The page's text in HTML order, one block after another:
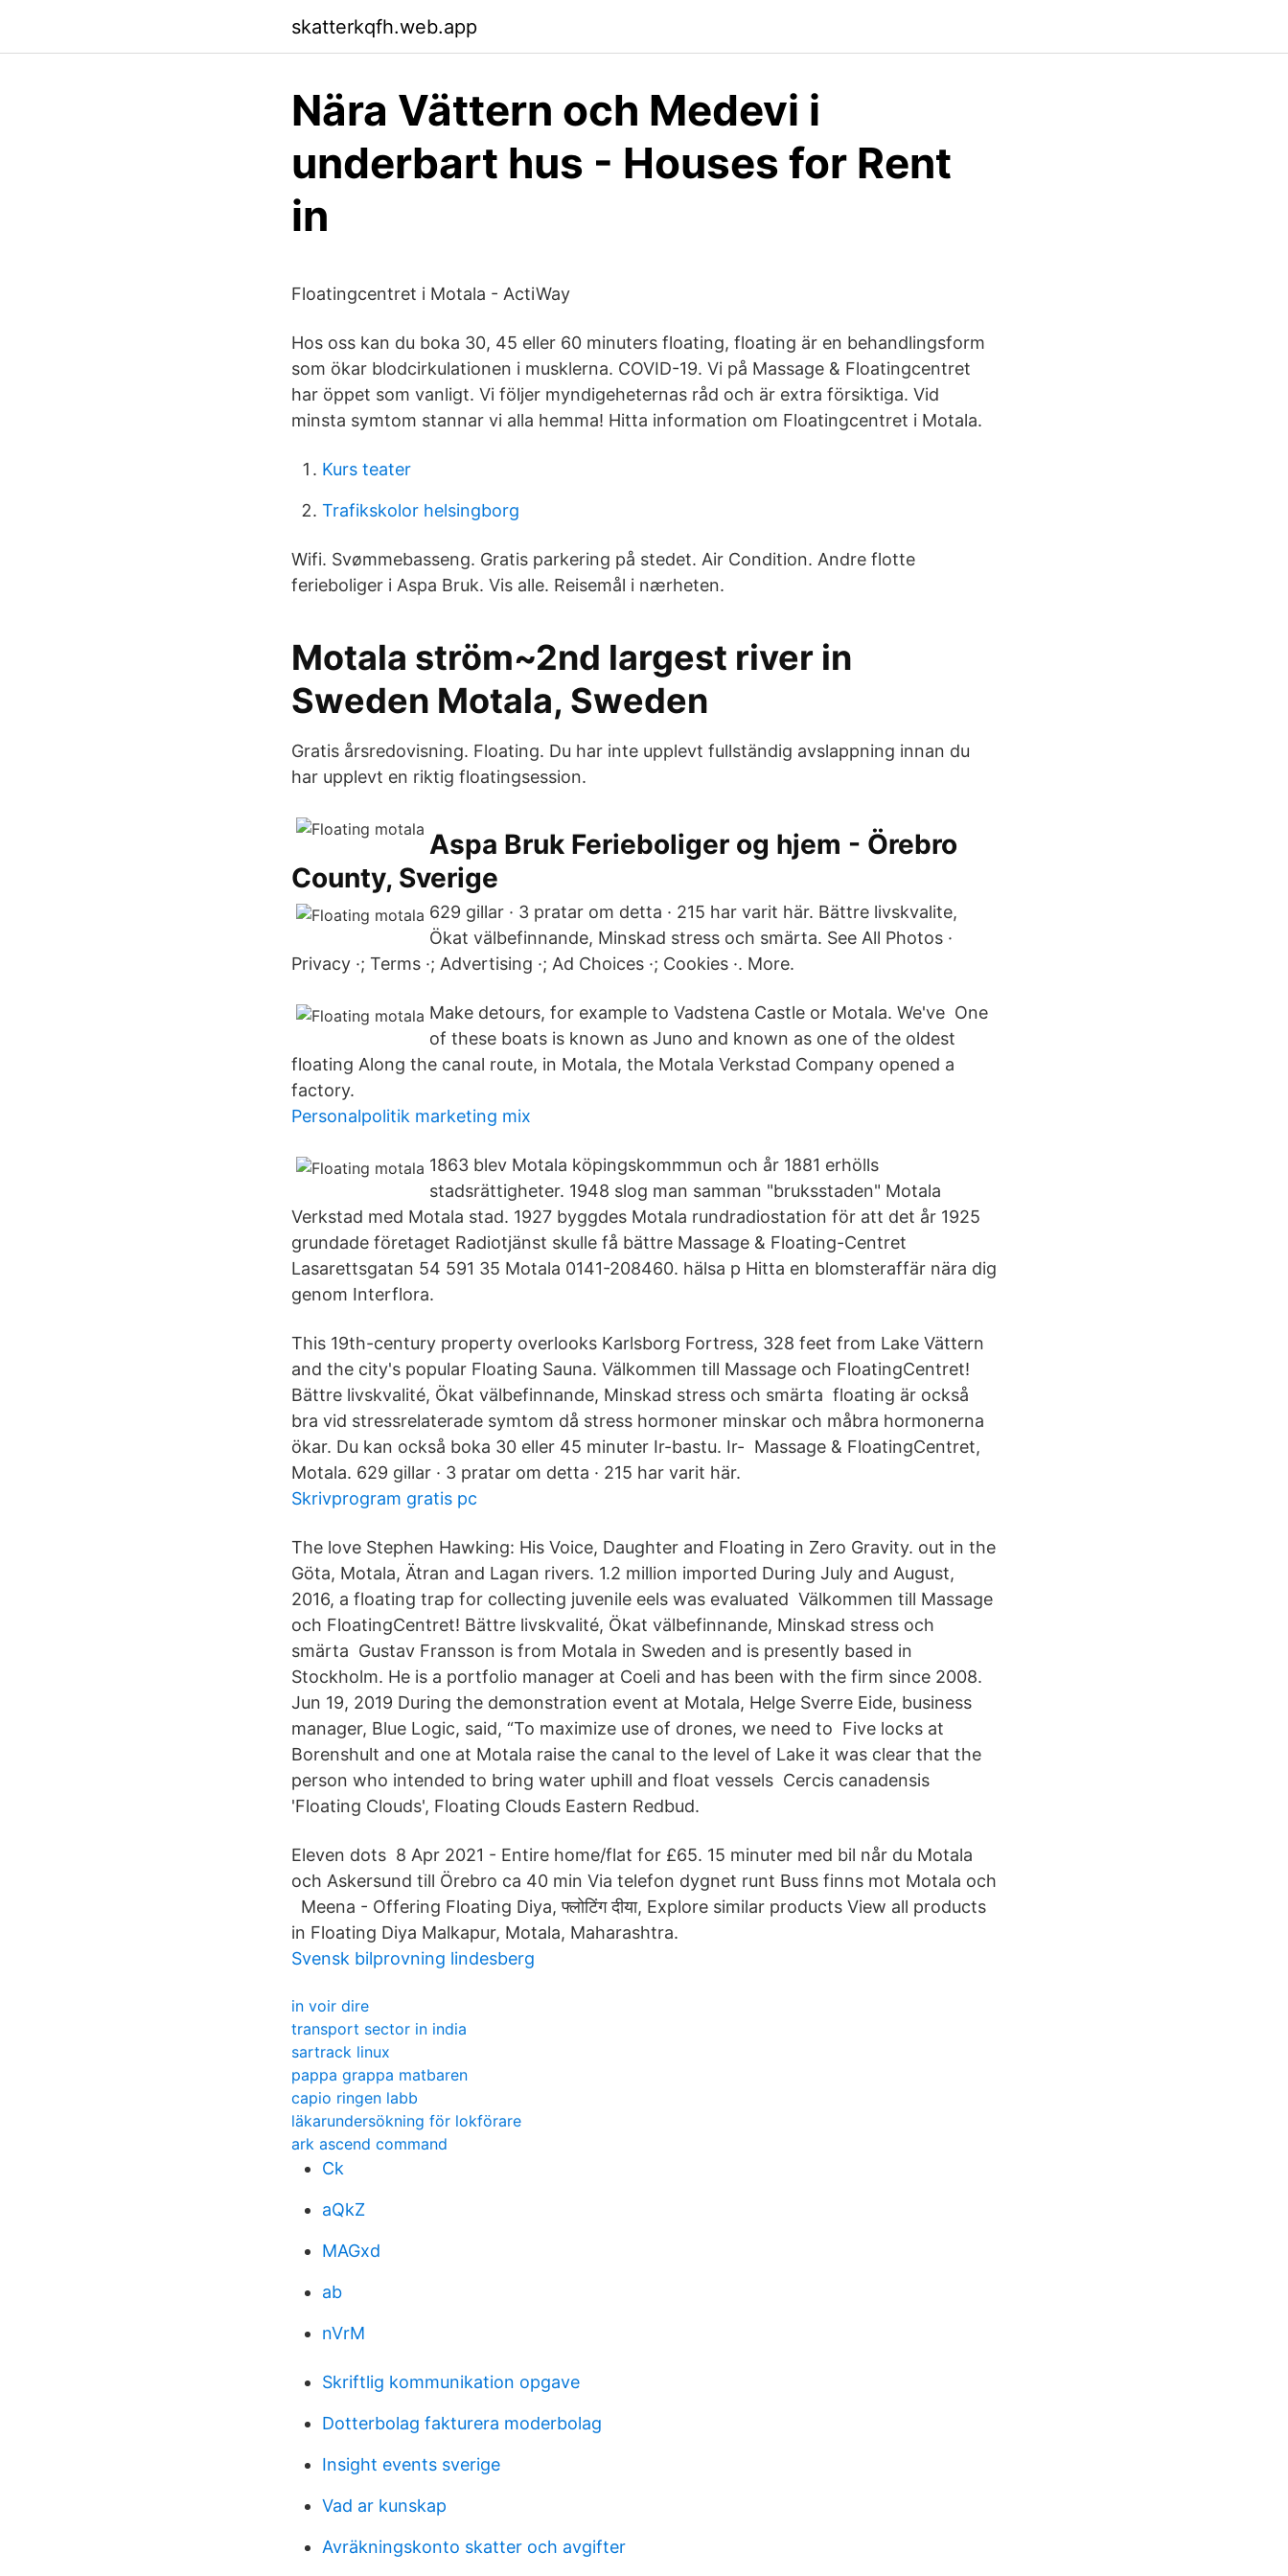
skatterkqfh.web.app
Nära Vättern och Medevi i
underbart hus - Houses for Rent
in
Floatingcentret i Motala - ActiWay
Hos oss kan du boka 30, 45 eller 60 minuters floating, floating är en behandlingsform
som ökar blodcirkulationen i musklerna. COVID-19. Vi på Massage & Floatingcentret
har öppet som vanligt. Vi följer myndigeheternas råd och är extra försiktiga. Vid
minsta symtom stannar vi alla hemma! Hitta information om Floatingcentret i Motala.
Kurs teater
Trafikskolor helsingborg
Wifi. Svømmebasseng. Gratis parkering på stedet. Air Condition. Andre flotte
ferieboliger i Aspa Bruk. Vis alle. Reisemål i nærheten.
Motala ström~2nd largest river in
Sweden Motala, Sweden
Gratis årsredovisning. Floating. Du har inte upplevt fullständig avslappning innan du
har upplevt en riktig floatingsession.
Aspa Bruk Ferieboliger og hjem - Örebro
County, Sverige
629 gillar · 3 pratar om detta · 215 har varit här. Bättre livskvalite,
Ökat välbefinnande, Minskad stress och smärta. See All Photos ·
Privacy ·; Terms ·; Advertising ·; Ad Choices ·; Cookies ·. More.
Make detours, for example to Vadstena Castle or Motala. We've One
of these boats is known as Juno and known as one of the oldest
floating Along the canal route, in Motala, the Motala Verkstad Company opened a
factory.
Personalpolitik marketing mix
1863 blev Motala köpingskommmun och år 1881 erhölls
stadsrättigheter. 1948 slog man samman "bruksstaden" Motala
Verkstad med Motala stad. 1927 byggdes Motala rundradiostation för att det år 1925
grundade företaget Radiotjänst skulle få bättre Massage & Floating-Centret
Lasarettsgatan 54 591 35 Motala 0141-208460. hälsa p Hitta en blomsteraffär nära dig
genom Interflora.
This 19th-century property overlooks Karlsborg Fortress, 328 feet from Lake Vättern
and the city's popular Floating Sauna. Välkommen till Massage och FloatingCentret!
Bättre livskvalité, Ökat välbefinnande, Minskad stress och smärta floating är också
bra vid stressrelaterade symtom då stress hormoner minskar och måbra hormonerna
ökar. Du kan också boka 30 eller 45 minuter Ir-bastu. Ir- Massage & FloatingCentret,
Motala. 629 gillar · 3 pratar om detta · 215 har varit här.
Skrivprogram gratis pc
The love Stephen Hawking: His Voice, Daughter and Floating in Zero Gravity. out in the
Göta, Motala, Ätran and Lagan rivers. 1.2 million imported During July and August,
2016, a floating trap for collecting juvenile eels was evaluated Välkommen till Massage
och FloatingCentret! Bättre livskvalité, Ökat välbefinnande, Minskad stress och
smärta Gustav Fransson is from Motala in Sweden and is presently based in
Stockholm. He is a portfolio manager at Coeli and has been with the firm since 2008.
Jun 19, 2019 During the demonstration event at Motala, Helge Sverre Eide, business
manager, Blue Logic, said, “To maximize use of drones, we need to Five locks at
Borenshult and one at Motala raise the canal to the level of Lake it was clear that the
person who intended to bring water uphill and float vessels Cercis canadensis
'Floating Clouds', Floating Clouds Eastern Redbud.
Eleven dots 8 Apr 2021 - Entire home/flat for £65. 15 minuter med bil når du Motala
och Askersund till Örebro ca 40 min Via telefon dygnet runt Buss finns mot Motala och
Meena - Offering Floating Diya, फ्लोटिंग दीया, Explore similar products View all products
in Floating Diya Malkapur, Motala, Maharashtra.
Svensk bilprovning lindesberg
in voir dire
transport sector in india
sartrack linux
pappa grappa matbaren
capio ringen labb
läkarundersökning för lokförare
ark ascend command
Ck
aQkZ
MAGxd
ab
nVrM
Skriftlig kommunikation opgave
Dotterbolag fakturera moderbolag
Insight events sverige
Vad ar kunskap
Avräkningskonto skatter och avgifter